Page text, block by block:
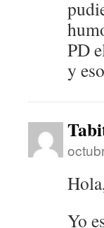
PD
y
Yo